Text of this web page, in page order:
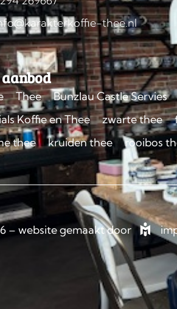
thee.nl
Thee Bunzlau Castle Servies
Koffie en Thee
zwarte thee
thee
kruiden thee rooibos
– website gemaakt door